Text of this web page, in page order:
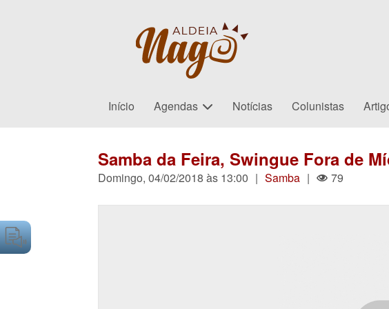
Início Agendas Notícias Colunistas
Samba da Feira, Swingue Fora de
Domingo, 04/02/2018 às 13:00 | Samba | 79